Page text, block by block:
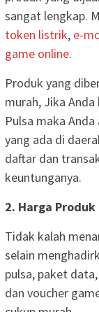
sangat lengkap.
token listrik, e-
game online.
Produk yang
murah, Jika
Pulsa maka
yang ada di
daftar dan
keuntunganya.
2. Harga Produk
Tidak kalah
selain
pulsa, paket
dan voucher